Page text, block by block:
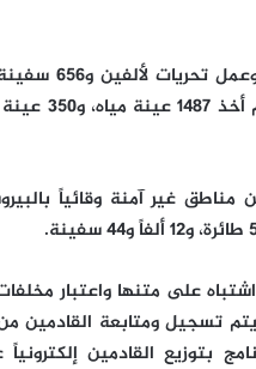
وتابع “عيد” أنه
وقائياً للتأكد
و٤٤٧ طائرة قادمة من مناطق غير آمنة
على متنها واعتبار
ومتابعة القادمين من
بتوزيع القادمين